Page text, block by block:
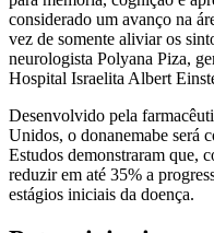
considerado um avanço na
vez de somente aliviar os
neurologista Polyana Piza,
Hospital Israelita Albert
Desenvolvido pela
Unidos, o donanemabe será
Estudos demonstraram que,
reduzir em até 35% a
estágios iniciais da doença.